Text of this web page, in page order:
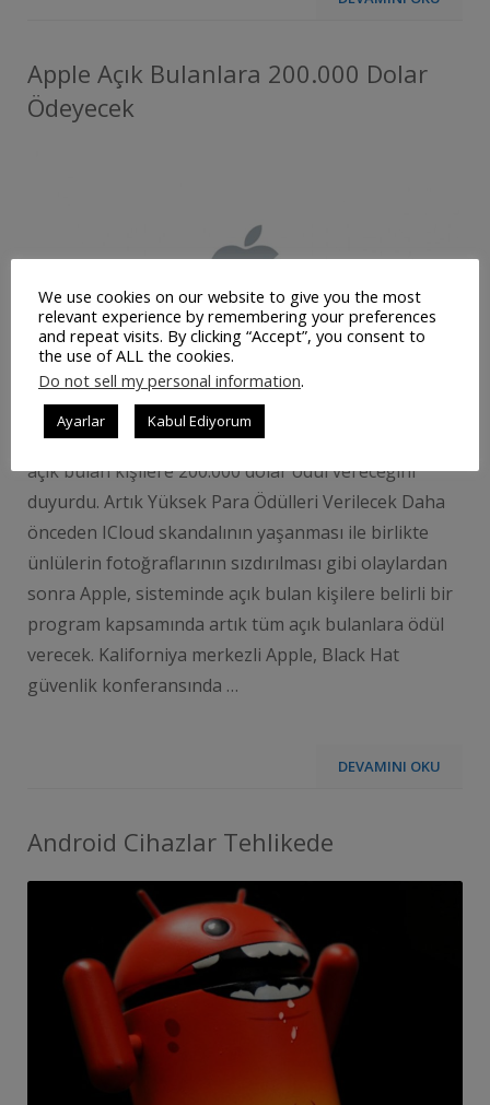
Apple Açık Bulanlara 200.000 Dolar
Ödeyecek
Teknoloji dünyasının dev ismi olan Apple, sisteminde
açık bulan kişilere 200.000 dolar ödül vereceğini
duyurdu. Artık Yüksek Para Ödülleri Verilecek Daha
önceden ICloud skandalının yaşanması ile birlikte
ünlülerin fotoğraflarının sızdırılması gibi olaylardan
sonra Apple, sisteminde açık bulan kişilere belirli bir
program kapsamında artık tüm açık bulanlara ödül
verecek. Kaliforniya merkezli Apple, Black Hat
güvenlik konferansında …
DEVAMINI OKU
Android Cihazlar Tehlikede
We use cookies on our website to give you the most
relevant experience by remembering your preferences
and repeat visits. By clicking “Accept”, you consent to
the use of ALL the cookies.
Do not sell my personal information.
Ayarlar Kabul Ediyorum